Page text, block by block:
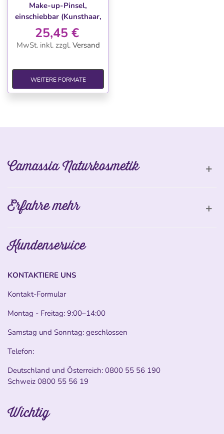
Make-up-Pinsel,
einschiebbar (Kunsthaar,
Toray)
25,45 €
MwSt. inkl. zzgl. Versand
WEITERE FORMATE
Camassia Naturkosmetik
Erfahre mehr
Kundenservice
KONTAKTIERE UNS
Kontakt-Formular
Montag - Freitag: 9:00–14:00
Samstag und Sonntag: geschlossen
Telefon:
Deutschland und Österreich: 0800 55 56 190
Schweiz 0800 55 56 19
Wichtig